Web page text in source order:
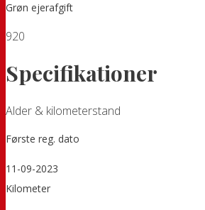
Grøn ejerafgift
920
Specifikationer
Alder & kilometerstand
Første reg. dato
11-09-2023
Kilometer